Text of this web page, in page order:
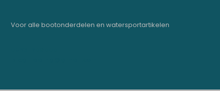
Voor alle bootonderdelen en watersportartikelen